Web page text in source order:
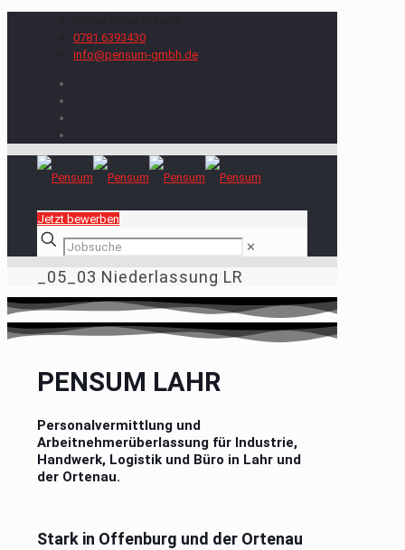
0781 6393430
info@pensum-gmbh.de
Jetzt bewerben
✕
_05_03 Niederlassung LR
PENSUM LAHR
Personalvermittlung und
Arbeitnehmerüberlassung für Industrie,
Handwerk, Logistik und Büro in Lahr und
der Ortenau.
Stark in Offenburg und der Ortenau